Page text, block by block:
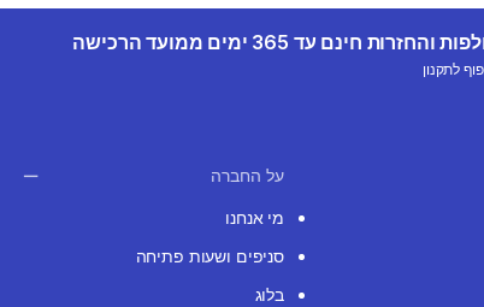
והחזרות חינם עד 365 ימים ממועד הרכישה
לתקנון
על החברה
מי אנחנו
סניפים ושעות פתיחה
בלוג